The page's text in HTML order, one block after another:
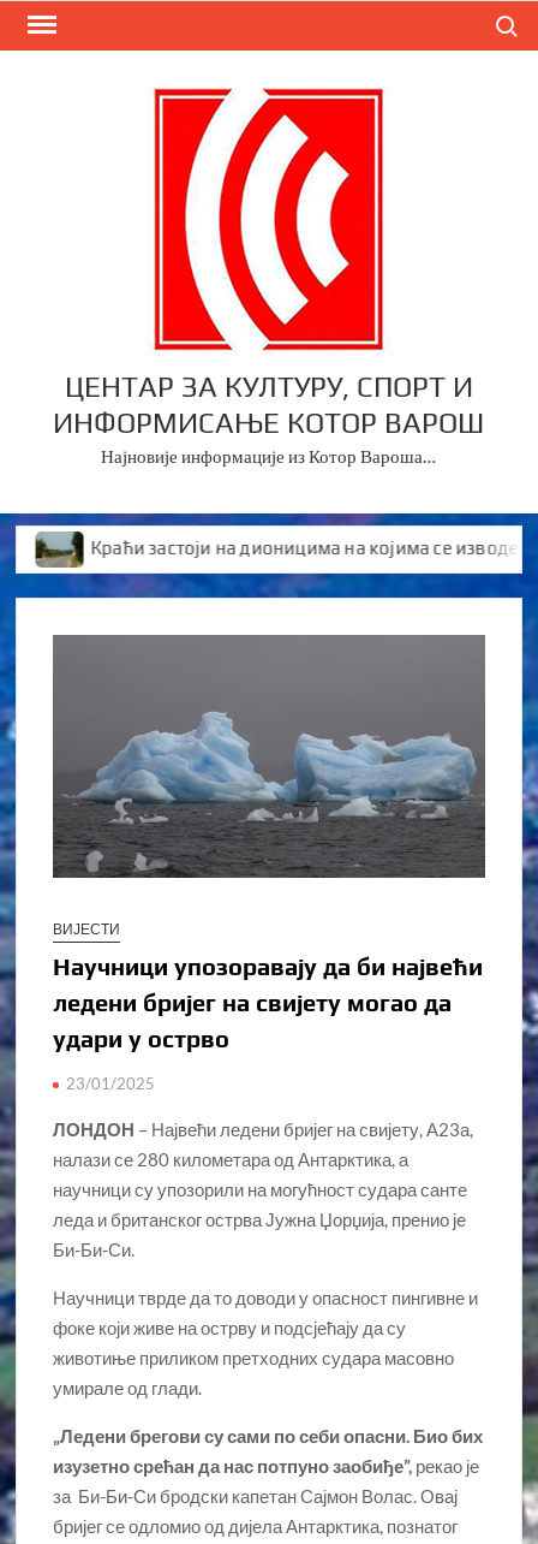
Skip
ЦЕНТАР ЗА КУЛТУРУ, СПОРТ И
ИНФОРМИСАЊЕ КОТОР ВАРОШ
Најновије информације из Котор Вароша…
Краћи застоји на дионицима на којима се изводе
ВИЈЕСТИ
Научници упозоравају да би највећи
ледени бријег на свијету могао да
удари у острво
23/01/2025
ЛОНДОН – Највећи ледени бријег на свијету, А23а,
налази се 280 километара од Антарктика, а
научници су упозорили на могућност судара санте
леда и британског острва Јужна Џорџија, пренио је
Би-Би-Си.
Научници тврде да то доводи у опасност пингивне и
фоке који живе на острву и подсјећају да су
животиње приликом претходних судара масовно
умирале од глади.
„Ледени брегови су сами по себи опасни. Био бих
изузетно срећан да нас потпуно заобиђе”, рекао је
за Би-Би-Си бродски капетан Сајмон Волас. Овај
бријег се одломио од дијела Антарктика, познатог